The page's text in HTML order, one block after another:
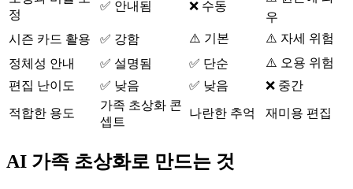
정
✅ 안내됨 ❌ 수동
우
시즌 카드 활용
✅ 강함 ⚠️ 기본
⚠️ 자세 위험
정체성 안내
✅ 설명됨 ✅ 단순
⚠️ 오용 위험
편집 난이도
✅ 낮음 ✅ 낮음 ❌ 중간
적합한 용도
가족 초상화 콘
셉트
나란한 추억 재미용 편집
AI 가족 초상화로 만드는 것